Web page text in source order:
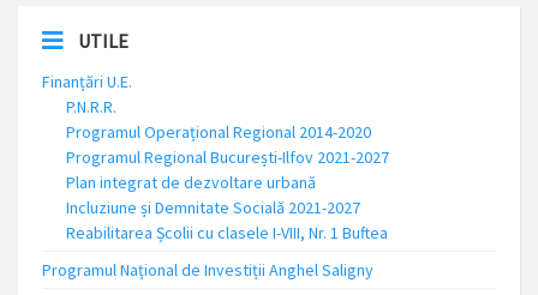
UTILE
Finanțări U.E.
P.N.R.R.
Programul Operațional Regional 2014-2020
Programul Regional București-Ilfov 2021-2027
Plan integrat de dezvoltare urbană
Incluziune și Demnitate Socială 2021-2027
Reabilitarea Școlii cu clasele I-VIII, Nr. 1 Buftea
Programul Național de Investiții Anghel Saligny